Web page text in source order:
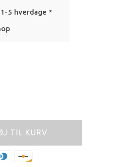
5 hverdage *
TIL KURV